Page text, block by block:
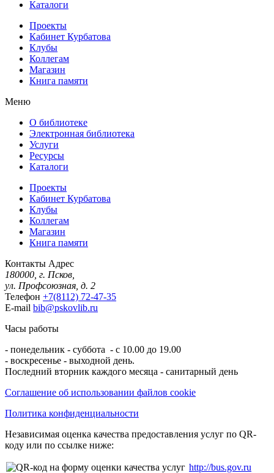
Каталоги
Проекты
Кабинет Курбатова
Клубы
Коллегам
Магазин
Книга памяти
Меню
О библиотеке
Электронная библиотека
Услуги
Ресурсы
Каталоги
Проекты
Кабинет Курбатова
Клубы
Коллегам
Магазин
Книга памяти
Контакты Адрес
180000, г. Псков,
ул. Профсоюзная, д. 2
Телефон +7(8112) 72-47-35
E-mail bib@pskovlib.ru
Часы работы
- понедельник - суббота - с 10.00 до 19.00
- воскресенье - выходной день.
Последний вторник каждого месяца - санитарный день
Соглашение об использовании файлов cookie
Политика конфиденциальности
Независимая оценка качества предоставления услуг по QR-
коду или по ссылке ниже:
http://bus.gov.ru